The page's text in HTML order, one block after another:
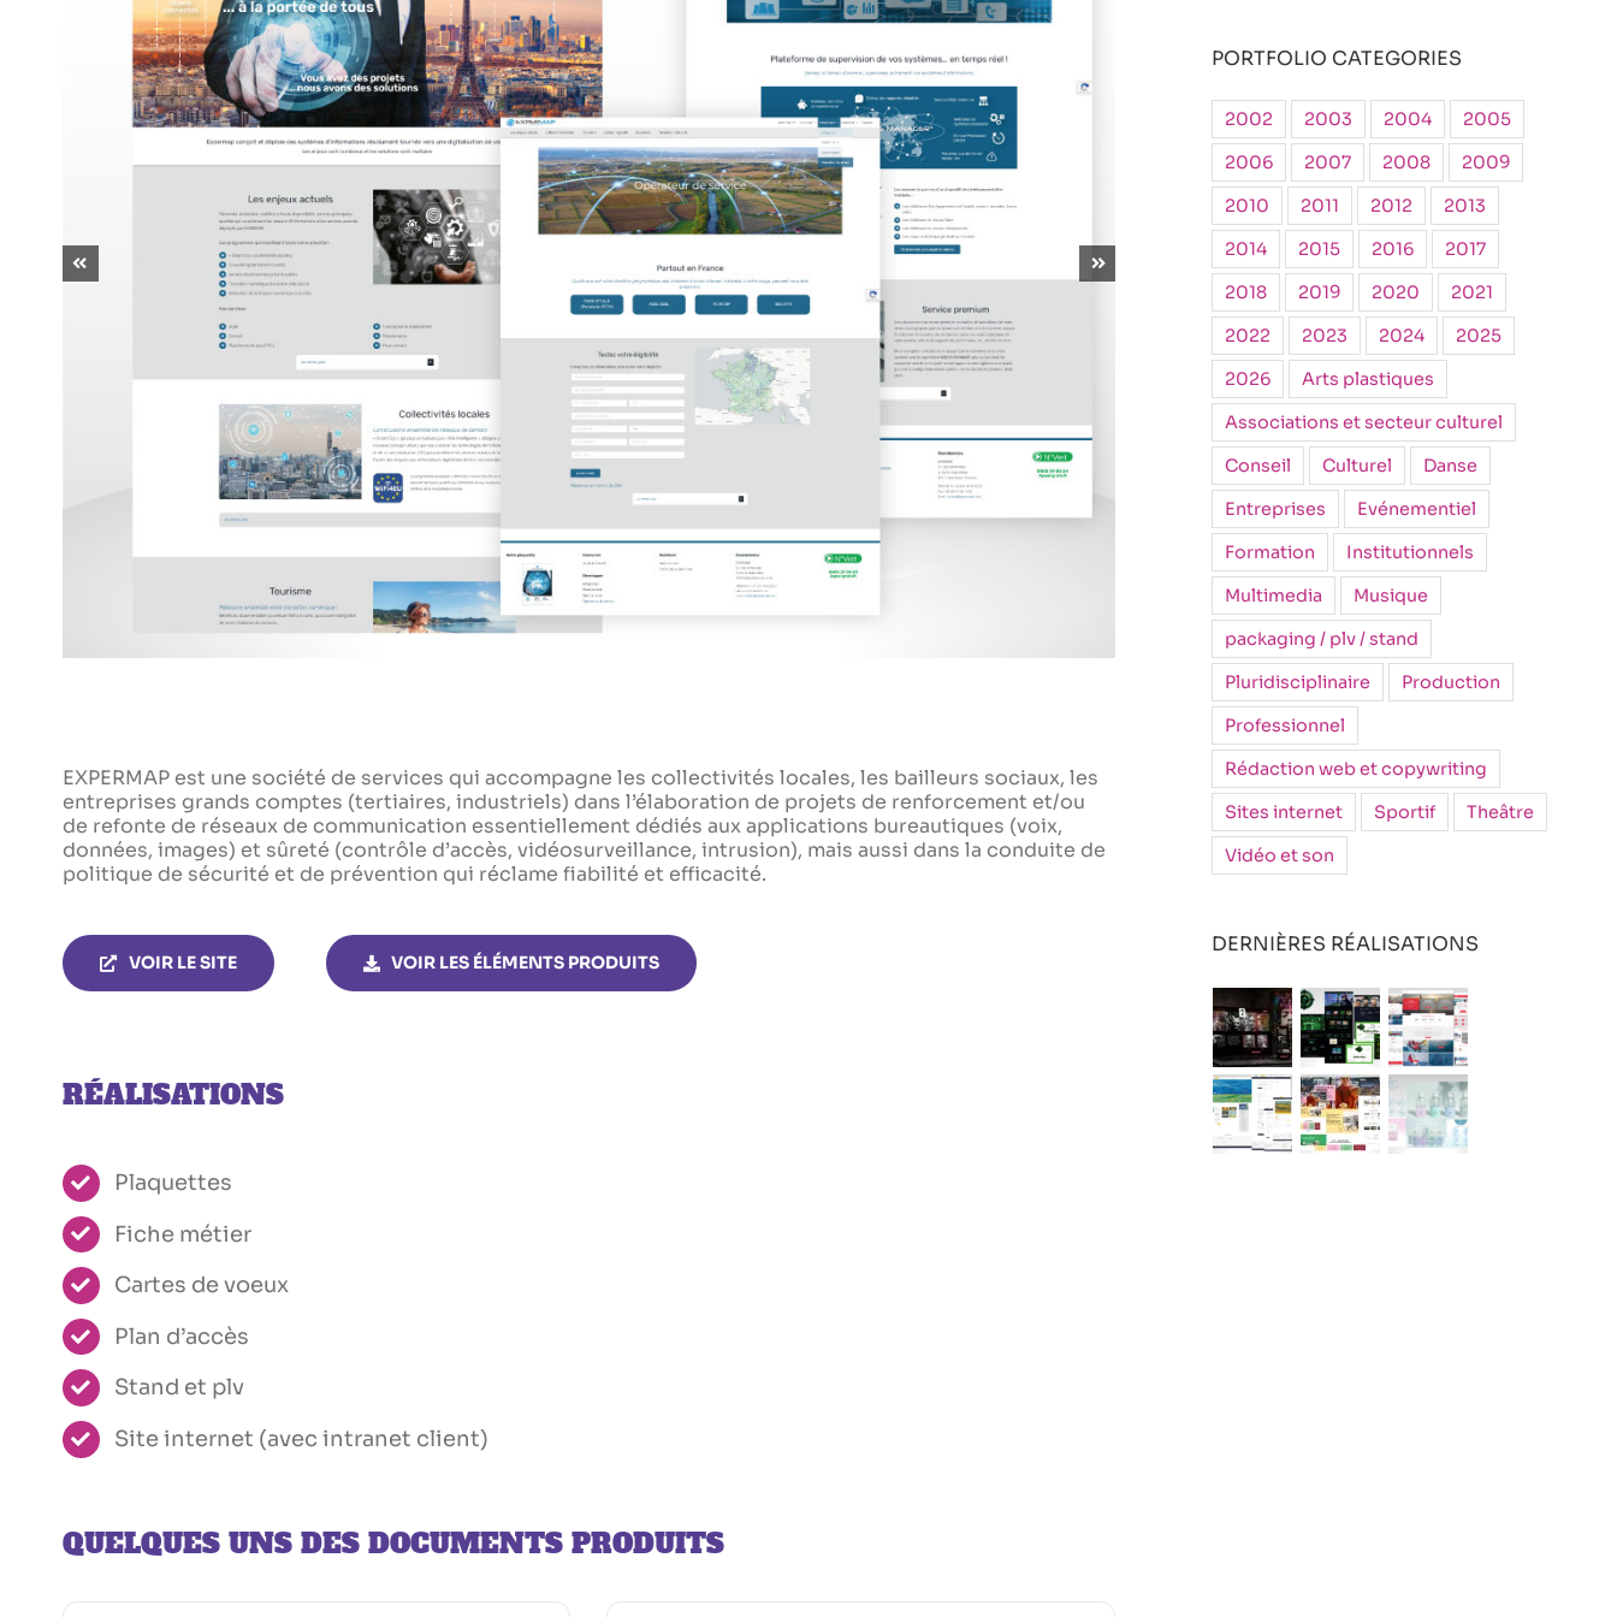
EXPERMAP est une société de services qui accompagne les collectivités locales, les bailleurs sociaux, les
entreprises grands comptes (tertiaires, industriels) dans l’élaboration de projets de renforcement et/ou
de refonte de réseaux de communication essentiellement dédiés aux applications bureautiques (voix,
données, images) et sûreté (contrôle d’accès, vidéosurveillance, intrusion), mais aussi dans la conduite de
politique de sécurité et de prévention qui réclame fiabilité et efficacité.
VOIR LE SITE VOIR LES ÉLÉMENTS PRODUITS
RÉALISATIONS
Plaquettes
Fiche métier
Cartes de voeux
Plan d’accès
Stand et plv
Site internet (avec intranet client)
QUELQUES UNS DES DOCUMENTS PRODUITS
PORTFOLIO CATEGORIES
2002 2003 2004
2005
2006
2007 2008
2009
2010
2011 2012
2013
2014
2015 2016
2017
2018
2019 2020
2021
2022
2023 2024
2025
2026
Arts plastiques
Associations et secteur culturel
Conseil
Culturel
Danse
Entreprises
Evénementiel
Formation
Institutionnels
Multimedia
Musique
packaging / plv / stand
Pluridisciplinaire
Production
Professionnel
Rédaction web et copywriting
Sites internet
Sportif
Theâtre
Vidéo et son
DERNIÈRES RÉALISATIONS